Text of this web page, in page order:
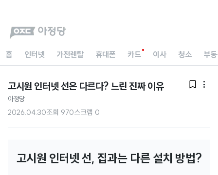
홈 인터넷 가전렌탈 휴대폰 카드 이사 청소 부
고시원 인터넷 선은 다르다? 느린 진짜 이유  
아정당
2026.04.30조회 970스크랩 0
고시원 인터넷 선, 집과는 다른 설치 방법?